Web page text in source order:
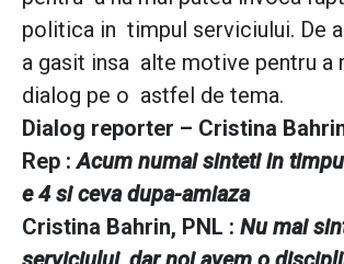
politica in timpul serviciului. De
a gasit insa alte motive pentru a
dialog pe o astfel de tema.
Dialog reporter – Cristina
Rep :Acum numai sinteti in
e 4 si ceva dupa-amiaza
Cristina Bahrin, PNL : Nu mai